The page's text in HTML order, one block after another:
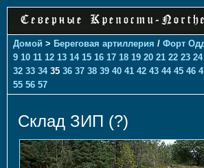
Домой > Береговая артиллерия / Форт
9 10 11 12 13 14 15 16 17 18 19 20 21 22 23 24
32 33 3435 36 37 38 39 40 41 42 43 44 45 46
55 56 57
Склад ЗИП (?)